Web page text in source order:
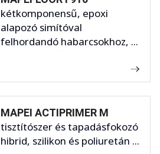
kétkomponensű, epoxi
alapozó simítóval
felhordandó habarcsokhoz, ...
MAPEI ACTIPRIMER M
tisztítószer és tapadásfokozó
hibrid, szilikon és poliuretán ...